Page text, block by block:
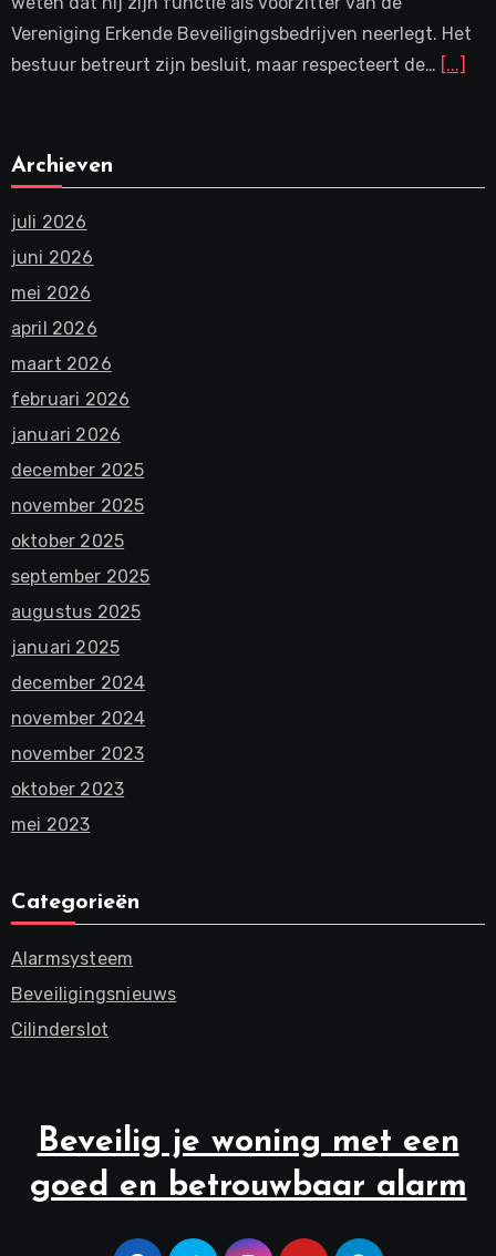
Vereniging Erkende Beveiligingsbedrijven neerlegt. Het
bestuur betreurt zijn besluit, maar respecteert de… [...]
Archieven
juli 2026
juni 2026
mei 2026
april 2026
maart 2026
februari 2026
januari 2026
december 2025
november 2025
oktober 2025
september 2025
augustus 2025
januari 2025
december 2024
november 2024
november 2023
oktober 2023
mei 2023
Categorieën
Alarmsysteem
Beveiligingsnieuws
Cilinderslot
Beveilig je woning met een
goed en betrouwbaar alarm